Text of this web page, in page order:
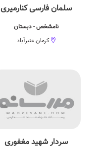
سلمان فارسی کنارمیری
نامشخص - دبستان
کرمان عنبرآباد
سردار شهید مغفوری